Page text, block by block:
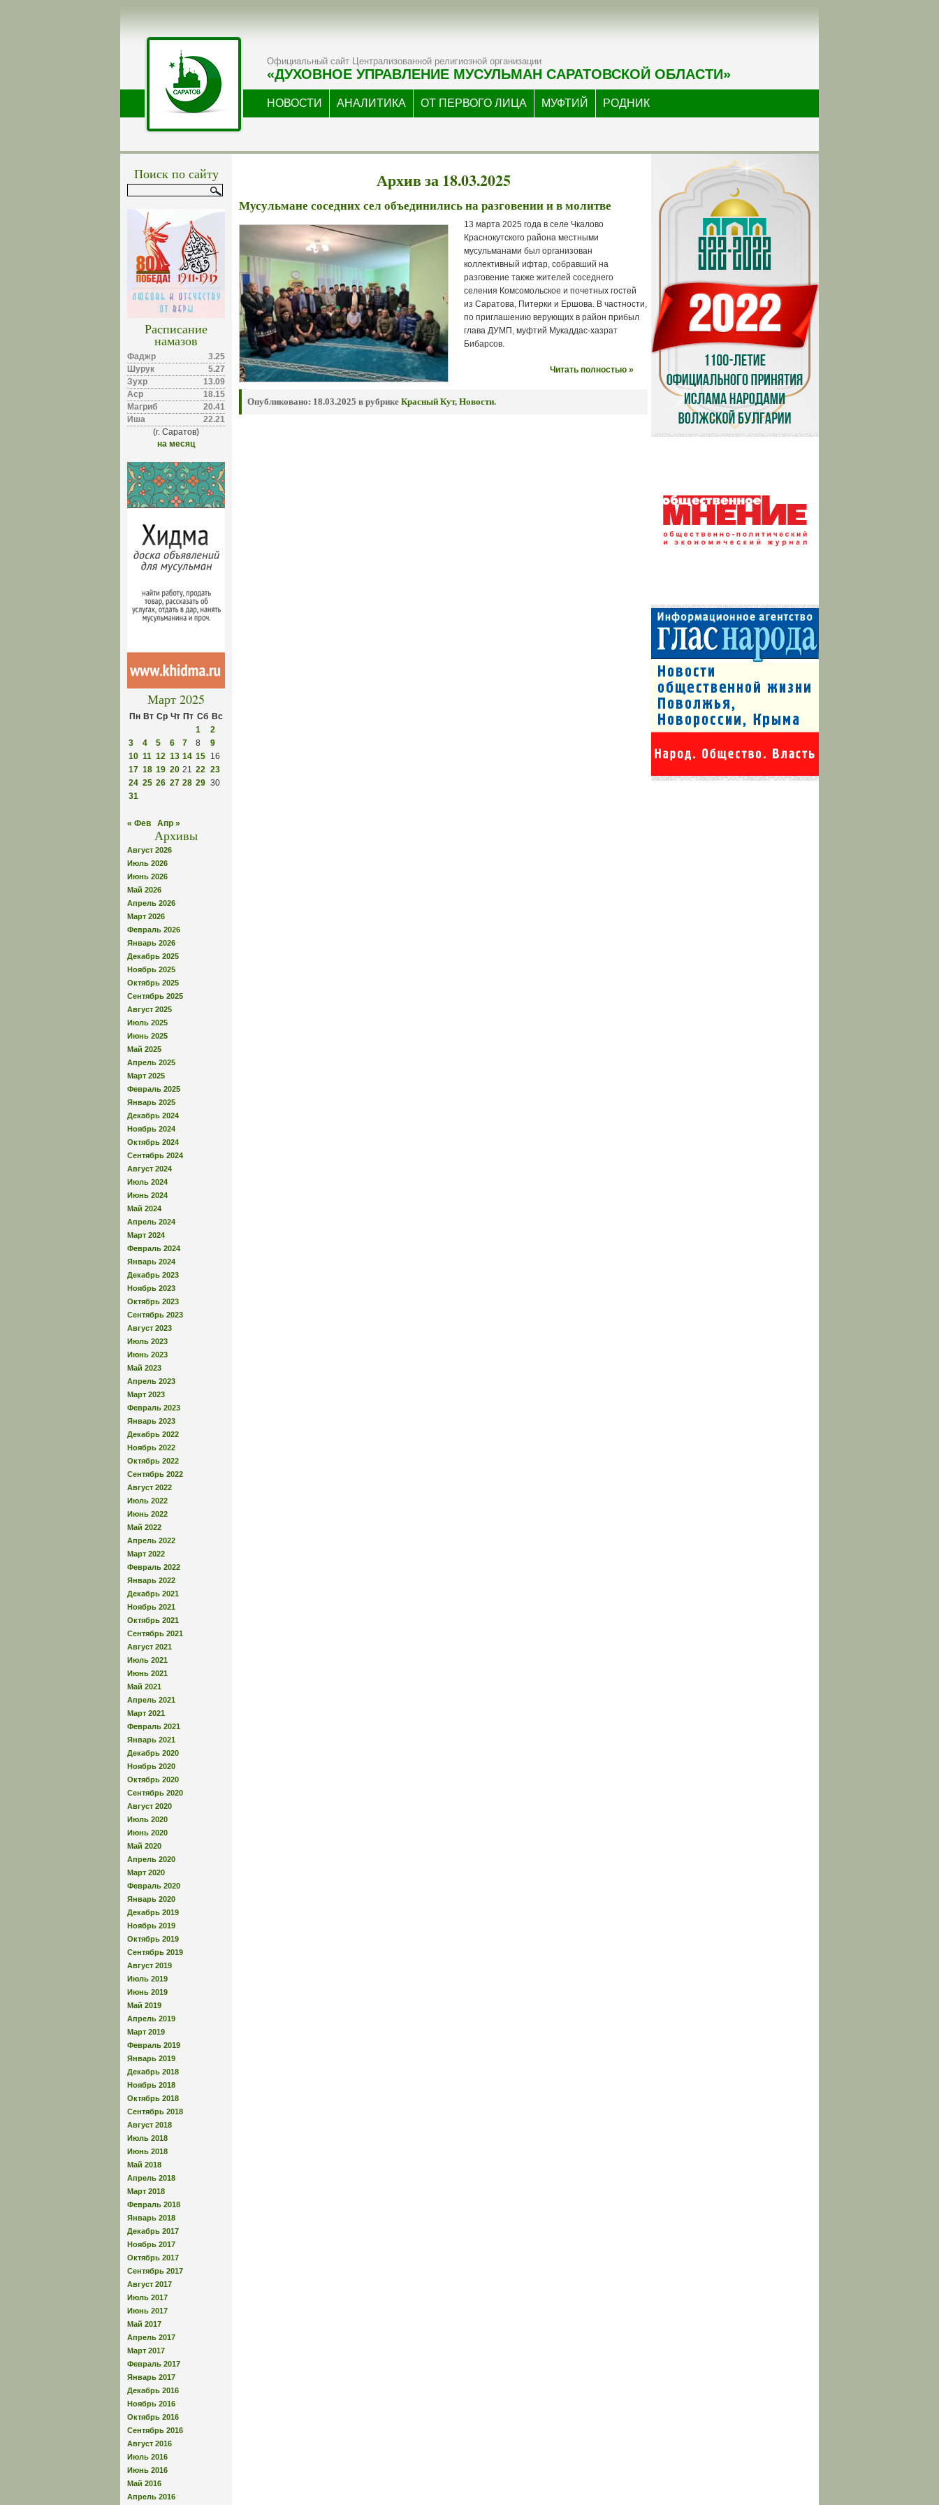
Официальный сайт Централизованной религиозной организации
«ДУХОВНОЕ УПРАВЛЕНИЕ МУСУЛЬМАН САРАТОВСКОЙ ОБЛАСТИ»
НОВОСТИ АНАЛИТИКА ОТ ПЕРВОГО ЛИЦА МУФТИЙ РОДНИК
Поиск по сайту
Расписание
намазов
Фаджр
3.25
Шурук
5.27
Зухр
13.09
Аср
18.15
Магриб
20.41
Иша
22.21
(г. Саратов)
на месяц
Март 2025
Пн Вт Ср Чт Пт Сб Вс
1
2
3
4 5 6 7 8
9
10 11 12 13 14 15 16
17 18 19 20 21 22 23
24 25 26 27 28 29 30
31
« Фев Апр »
Архивы
Август 2026
Июль 2026
Июнь 2026
Май 2026
Апрель 2026
Март 2026
Февраль 2026
Январь 2026
Декабрь 2025
Ноябрь 2025
Октябрь 2025
Сентябрь 2025
Август 2025
Июль 2025
Июнь 2025
Май 2025
Апрель 2025
Март 2025
Февраль 2025
Январь 2025
Декабрь 2024
Ноябрь 2024
Октябрь 2024
Сентябрь 2024
Август 2024
Июль 2024
Июнь 2024
Май 2024
Апрель 2024
Март 2024
Февраль 2024
Январь 2024
Декабрь 2023
Ноябрь 2023
Октябрь 2023
Сентябрь 2023
Август 2023
Июль 2023
Июнь 2023
Май 2023
Апрель 2023
Март 2023
Февраль 2023
Январь 2023
Декабрь 2022
Ноябрь 2022
Октябрь 2022
Сентябрь 2022
Август 2022
Июль 2022
Июнь 2022
Май 2022
Апрель 2022
Март 2022
Февраль 2022
Январь 2022
Декабрь 2021
Ноябрь 2021
Октябрь 2021
Сентябрь 2021
Август 2021
Июль 2021
Июнь 2021
Май 2021
Апрель 2021
Март 2021
Февраль 2021
Январь 2021
Декабрь 2020
Ноябрь 2020
Октябрь 2020
Сентябрь 2020
Август 2020
Июль 2020
Июнь 2020
Май 2020
Апрель 2020
Март 2020
Февраль 2020
Январь 2020
Декабрь 2019
Ноябрь 2019
Октябрь 2019
Сентябрь 2019
Август 2019
Июль 2019
Июнь 2019
Май 2019
Апрель 2019
Март 2019
Февраль 2019
Январь 2019
Декабрь 2018
Ноябрь 2018
Октябрь 2018
Сентябрь 2018
Август 2018
Июль 2018
Июнь 2018
Май 2018
Апрель 2018
Март 2018
Февраль 2018
Январь 2018
Декабрь 2017
Ноябрь 2017
Октябрь 2017
Сентябрь 2017
Август 2017
Июль 2017
Июнь 2017
Май 2017
Апрель 2017
Март 2017
Февраль 2017
Январь 2017
Декабрь 2016
Ноябрь 2016
Октябрь 2016
Сентябрь 2016
Август 2016
Июль 2016
Июнь 2016
Май 2016
Апрель 2016
Архив за 18.03.2025
Мусульмане соседних сел объединились на разговении и в молитве
13 марта 2025 года в селе Чкалово
Краснокутского района местными
мусульманами был организован
коллективный ифтар, собравший на
разговение также жителей соседнего
селения Комсомольское и почетных гостей
из Саратова, Питерки и Ершова. В частности,
по приглашению верующих в район прибыл
глава ДУМП, муфтий Мукаддас-хазрат
Бибарсов.
Читать полностью »
Опубликовано: 18.03.2025 в рубрике Красный Кут, Новости.